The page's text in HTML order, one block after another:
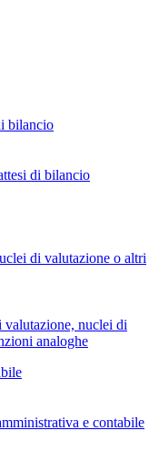
bilancio
di bilancio
di valutazione o altri
nuclei di
analoghe
e contabile